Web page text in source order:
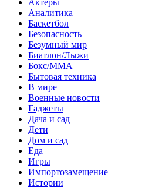
Аналитика
Баскетбол
Безопасность
Безумный мир
Биатлон/Лыжи
Бокс/MMA
Бытовая техника
В мире
Военные новости
Гаджеты
Дача и сад
Дети
Дом и сад
Еда
Игры
Импортозамещение
Истории